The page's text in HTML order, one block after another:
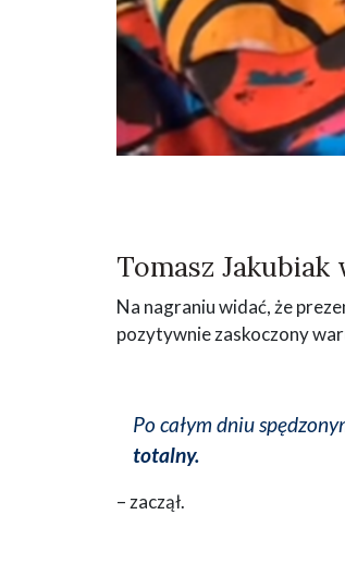
Tomasz Jakubiak
Na nagraniu widać, że
pozytywnie zaskoczony
Po całym dniu
totalny.
– zaczął.